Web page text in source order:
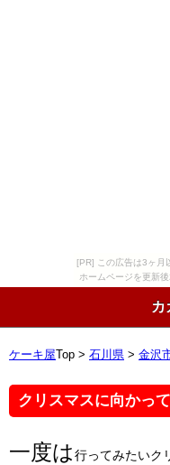
[PR] この広告は3ヶ月
ホームページを更新
ケーキ屋 Top > 石川県 > 金沢
クリスマスに向かっ
一度は行ってみたいク